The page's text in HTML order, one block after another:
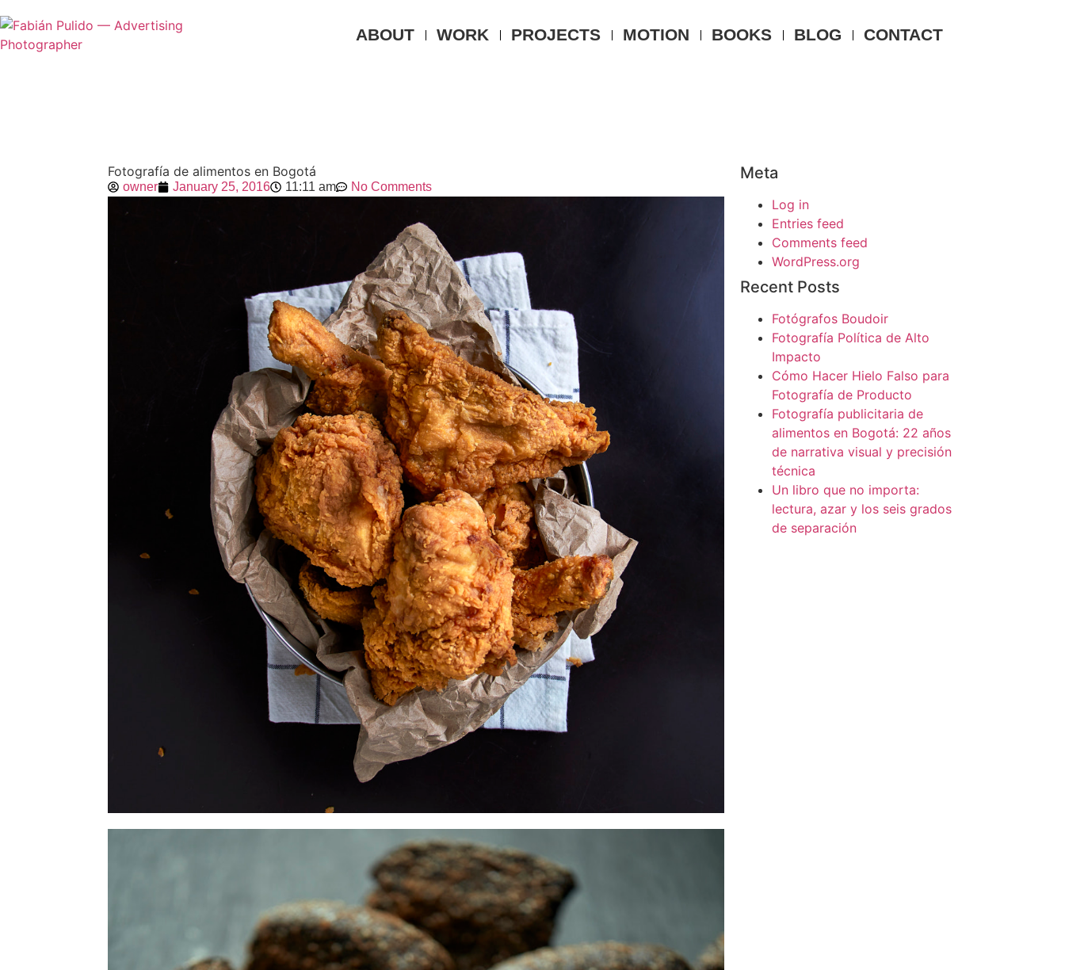
ABOUT WORK PROJECTS MOTION BOOKS BLOG CONTACT
Fotografía de alimentos en Bogotá
owner January 25, 2016 11:11 am No Comments
Meta
Log in
Entries feed
Comments feed
WordPress.org
Recent Posts
Fotógrafos Boudoir
Fotografía Política de Alto
Impacto
Cómo Hacer Hielo Falso para
Fotografía de Producto
Fotografía publicitaria de
alimentos en Bogotá: 22 años
de narrativa visual y precisión
técnica
Un libro que no importa:
lectura, azar y los seis grados
de separación